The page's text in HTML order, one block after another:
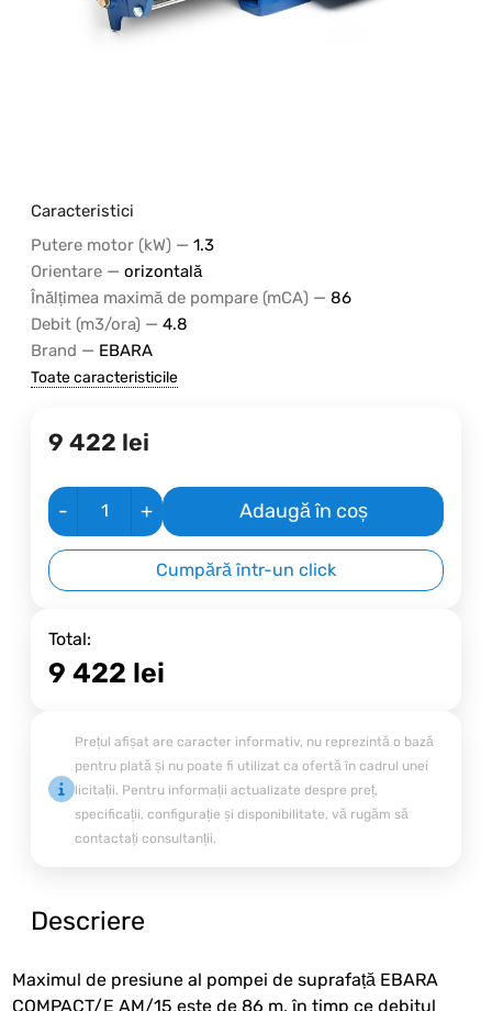
Caracteristici
Putere motor (kW) — 1.3
Orientare — orizontală
Înălțimea maximă de pompare (mCA) — 86
Debit (m3/ora) — 4.8
Brand — EBARA
Toate caracteristicile
9 422 lei
- + Adaugă în coș
Cumpără într-un click
Total:
9 422 lei
Prețul afișat are caracter informativ, nu reprezintă o bază
pentru plată și nu poate fi utilizat ca ofertă în cadrul unei
licitații. Pentru informații actualizate despre preț,
specificații, configurație și disponibilitate, vă rugăm să
contactați consultanții.
Descriere
Maximul de presiune al pompei de suprafață EBARA
COMPACT/E AM/15 este de 86 m, în timp ce debitul